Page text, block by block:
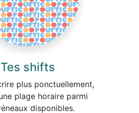
Tes shifts
plus ponctuellement,
plage horaire parmi
disponibles.